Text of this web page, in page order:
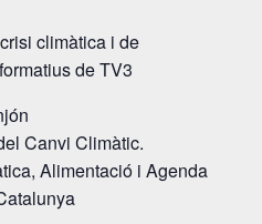
climàtica i de
de TV3
Canvi Climàtic.
Alimentació i Agenda